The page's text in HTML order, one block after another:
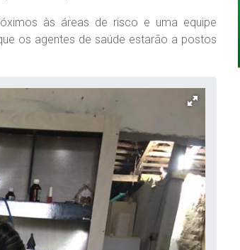
às áreas de risco e uma equipe
os agentes de saúde estarão a postos